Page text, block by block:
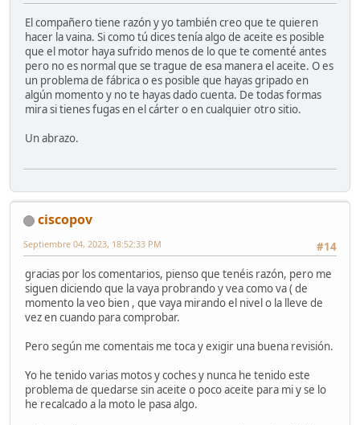
El compañero tiene razón y yo también creo que te quieren
hacer la vaina. Si como tú dices tenía algo de aceite es posible
que el motor haya sufrido menos de lo que te comenté antes
pero no es normal que se trague de esa manera el aceite. O es
un problema de fábrica o es posible que hayas gripado en
algún momento y no te hayas dado cuenta. De todas formas
mira si tienes fugas en el cárter o en cualquier otro sitio.
Un abrazo.
ciscopov
#14
Septiembre 04, 2023, 18:52:33 PM
gracias por los comentarios, pienso que tenéis razón, pero me
siguen diciendo que la vaya probrando y vea como va ( de
momento la veo bien , que vaya mirando el nivel o la lleve de
vez en cuando para comprobar.
Pero según me comentais me toca y exigir una buena revisión.
Yo he tenido varias motos y coches y nunca he tenido este
problema de quedarse sin aceite o poco aceite para mi y se lo
he recalcado a la moto le pasa algo.